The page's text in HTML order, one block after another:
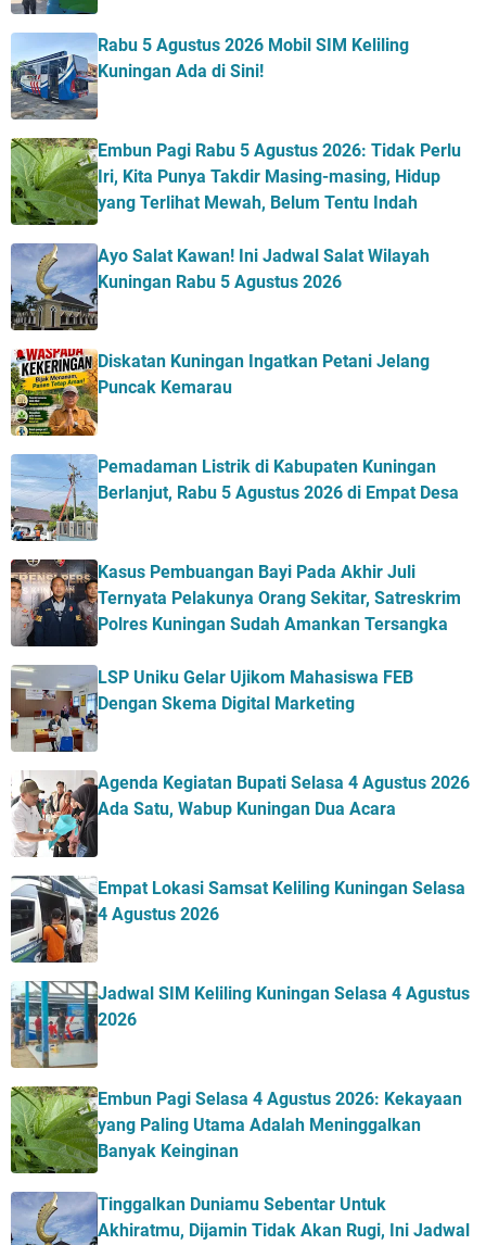
Rabu 5 Agustus 2026 Mobil SIM Keliling
Kuningan Ada di Sini!
Embun Pagi Rabu 5 Agustus 2026: Tidak Perlu
Iri, Kita Punya Takdir Masing-masing, Hidup
yang Terlihat Mewah, Belum Tentu Indah
Ayo Salat Kawan! Ini Jadwal Salat Wilayah
Kuningan Rabu 5 Agustus 2026
Diskatan Kuningan Ingatkan Petani Jelang
Puncak Kemarau
Pemadaman Listrik di Kabupaten Kuningan
Berlanjut, Rabu 5 Agustus 2026 di Empat Desa
Kasus Pembuangan Bayi Pada Akhir Juli
Ternyata Pelakunya Orang Sekitar, Satreskrim
Polres Kuningan Sudah Amankan Tersangka
LSP Uniku Gelar Ujikom Mahasiswa FEB
Dengan Skema Digital Marketing
Agenda Kegiatan Bupati Selasa 4 Agustus 2026
Ada Satu, Wabup Kuningan Dua Acara
Empat Lokasi Samsat Keliling Kuningan Selasa
4 Agustus 2026
Jadwal SIM Keliling Kuningan Selasa 4 Agustus
2026
Embun Pagi Selasa 4 Agustus 2026: Kekayaan
yang Paling Utama Adalah Meninggalkan
Banyak Keinginan
Tinggalkan Duniamu Sebentar Untuk
Akhiratmu, Dijamin Tidak Akan Rugi, Ini Jadwal